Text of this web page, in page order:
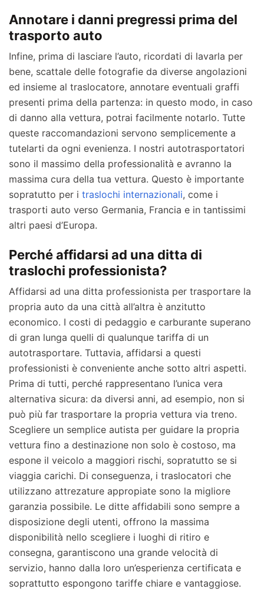
Annotare i danni pregressi prima del
trasporto auto
Infine, prima di lasciare l’auto, ricordati di lavarla per
bene, scattale delle fotografie da diverse angolazioni
ed insieme al traslocatore, annotare eventuali graffi
presenti prima della partenza: in questo modo, in caso
di danno alla vettura, potrai facilmente notarlo. Tutte
queste raccomandazioni servono semplicemente a
tutelarti da ogni evenienza. I nostri autotrasportatori
sono il massimo della professionalità e avranno la
massima cura della tua vettura. Questo è importante
sopratutto per i traslochi internazionali, come i
trasporti auto verso Germania, Francia e in tantissimi
altri paesi d’Europa.
Perché affidarsi ad una ditta di
traslochi professionista?
Affidarsi ad una ditta professionista per trasportare la
propria auto da una città all’altra è anzitutto
economico. I costi di pedaggio e carburante superano
di gran lunga quelli di qualunque tariffa di un
autotrasportare. Tuttavia, affidarsi a questi
professionisti è conveniente anche sotto altri aspetti.
Prima di tutti, perché rappresentano l’unica vera
alternativa sicura: da diversi anni, ad esempio, non si
può più far trasportare la propria vettura via treno.
Scegliere un semplice autista per guidare la propria
vettura fino a destinazione non solo è costoso, ma
espone il veicolo a maggiori rischi, sopratutto se si
viaggia carichi. Di conseguenza, i traslocatori che
utilizzano attrezature appropiate sono la migliore
garanzia possibile. Le ditte affidabili sono sempre a
disposizione degli utenti, offrono la massima
disponibilità nello scegliere i luoghi di ritiro e
consegna, garantiscono una grande velocità di
servizio, hanno dalla loro un’esperienza certificata e
soprattutto espongono tariffe chiare e vantaggiose.